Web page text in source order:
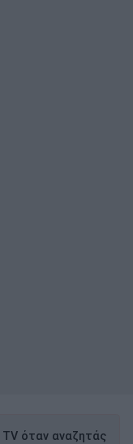
όταν αναζητάς